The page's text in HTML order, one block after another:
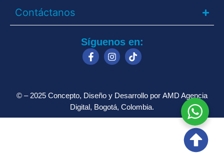
Contáctanos
Síguenos en:
© – 2025 Concepto, Diseño y Desarrollo por AMD Agencia
Digital, Bogotá, Colombia.